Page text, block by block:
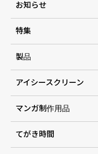
お知らせ
特集
製品
アイシースクリーン
マンガ制作用品
てがき時間